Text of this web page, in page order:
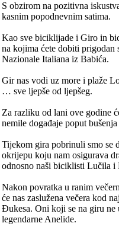
S obzirom na pozitivna
kasnim popodnevnim satima.
Kao sve biciklijade i Giro in
na kojima ćete dobiti
Nazionale Italiana iz Babića.
Gir nas vodi uz more i plaže
… sve ljepše od ljepšeg.
Za razliku od lani ove godine
nemile događaje poput
Tijekom gira pobrinuli smo se
okrijepu koju nam osigurava
odnosno naši biciklisti Lučila i
Nakon povratka u ranim
će nas zaslužena večera kod
Đukesa. Oni koji se na giru ne
legendarne Anelide.